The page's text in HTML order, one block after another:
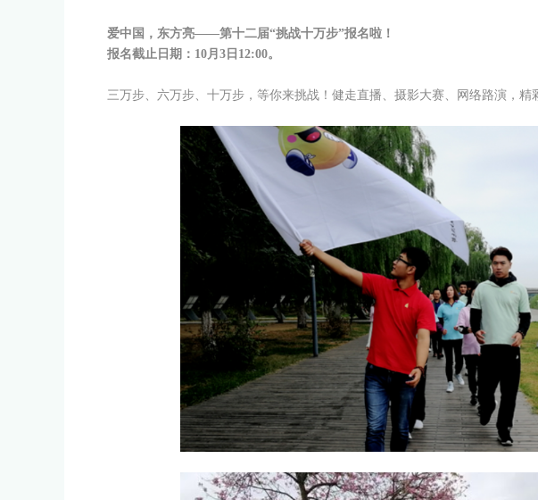
爱中国，东方亮——第十二届“挑战十万步”报名啦！
报名截止日期：10月3日12:00。
三万步、六万步、十万步，等你来挑战！健走直播、摄影大赛、网络路演，精